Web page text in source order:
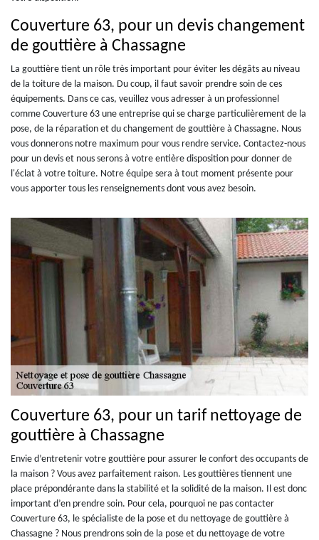
Couverture 63, pour un devis changement
de gouttière à Chassagne
La gouttière tient un rôle très important pour éviter les dégâts au niveau
de la toiture de la maison. Du coup, il faut savoir prendre soin de ces
équipements. Dans ce cas, veuillez vous adresser à un professionnel
comme Couverture 63 une entreprise qui se charge particulièrement de la
pose, de la réparation et du changement de gouttière à Chassagne. Nous
vous donnerons notre maximum pour vous rendre service. Contactez-nous
pour un devis et nous serons à votre entière disposition pour donner de
l'éclat à votre toiture. Notre équipe sera à tout moment présente pour
vous apporter tous les renseignements dont vous avez besoin.
Couverture 63, pour un tarif nettoyage de
gouttière à Chassagne
Envie d’entretenir votre gouttière pour assurer le confort des occupants de
la maison ? Vous avez parfaitement raison. Les gouttières tiennent une
place prépondérante dans la stabilité et la solidité de la maison. Il est donc
important d’en prendre soin. Pour cela, pourquoi ne pas contacter
Couverture 63, le spécialiste de la pose et du nettoyage de gouttière à
Chassagne ? Nous prendrons soin de la pose et du nettoyage de votre